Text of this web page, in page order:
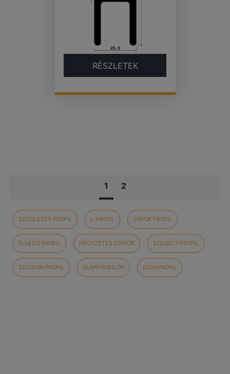
RÉSZLETEK
1 2
SZÖGLETES PROFIL L-PROFIL SAROK PROFIL
ÉLVÉDŐ PROFIL NÉGYZETES ZSINÓR SZEGÉLY PROFIL
SZILIKON PROFIL GUMIPROFILOK GUMIPROFIL